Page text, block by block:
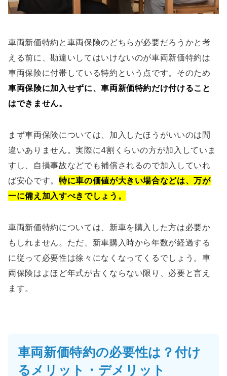
車両新価特約と車両保険のどちらが必要だろうかと考
える前に、勘違いしてはいけないのが車両新価特約は
車両保険に付帯している特約という点です。そのため
車両保険に加入せずに、車両新価特約だけ付けること
はできません。
まず車両保険については、加入したほうがいいのは間
違いありません。実際に4割くらいの方が加入していま
すし、自損事故などでも補償されるので加入していれ
ば安心です。 特に車の価値が大きい場合などは、万が
一に備え加入すべきでしょう。
車両新価特約については、新車を購入した方は必要か
もしれません。ただ、新車購入時から年数が経過する
に従って必要性は徐々になくなってくるでしょう。車
両保険はよほど年式が古くならない限り、必要と言え
ます。
車両新価特約の必要性は？付け
るメリット・デメリット